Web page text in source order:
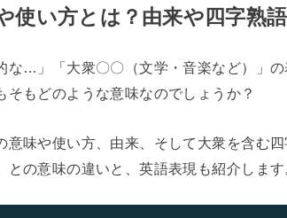
使い方とは？由来や四字熟
な…」「大衆〇〇（文学・音楽など）」
そもどのような意味なのでしょうか？
意味や使い方、由来、そして大衆を含む
の意味の違いと、英語表現も紹介します